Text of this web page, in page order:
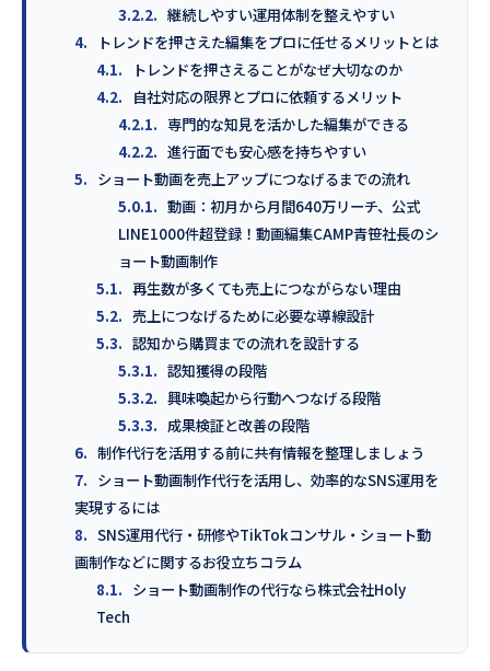
3.2.2. 継続しやすい運用体制を整えやすい
4.
トレンドを押さえた編集をプロに任せるメリットとは
4.1.
トレンドを押さえることがなぜ大切なのか
4.2.
自社対応の限界とプロに依頼するメリット
4.2.1. 専門的な知見を活かした編集ができる
4.2.2. 進行面でも安心感を持ちやすい
5. ショート動画を売上アップにつなげるまでの流れ
5.0.1. 動画：初月から月間640万リーチ、公式
LINE1000件超登録！動画編集CAMP青笹社長のシ
ョート動画制作
5.1. 再生数が多くても売上につながらない理由
5.2. 売上につなげるために必要な導線設計
5.3. 認知から購買までの流れを設計する
5.3.1. 認知獲得の段階
5.3.2. 興味喚起から行動へつなげる段階
5.3.3. 成果検証と改善の段階
6. 制作代行を活用する前に共有情報を整理しましょう
7. ショート動画制作代行を活用し、効率的なSNS運用を
実現するには
8. SNS運用代行・研修やTikTokコンサル・ショート動
画制作などに関するお役立ちコラム
8.1. ショート動画制作の代行なら株式会社Holy
Tech